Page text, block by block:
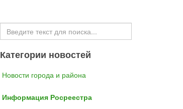
Искать...
Категории новостей
Новости города и района
Информация Росреестра